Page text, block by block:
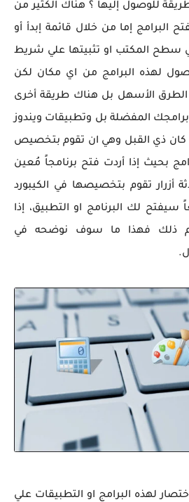
للوصول إليها ؟ هناك الكثير من
البرامج إما من خلال قائمة إبدأ أو
سطح المكتب او تثبيتها علي شريط
لهذه البرامج من اي مكان لكن
الأسهل بل هناك طريقة أخرى
المفضلة بل وتطبيقات ويندوز
مما كان ذي القبل وهي ان تقوم بتخصيص
بحيث إذا أردت فتح برنامجاً مُعين
أزرار تقوم بتخصيصها في الكيبورد
سيفتح لك البرنامج او التطبيق، إذا
ذلك فهذا ما سوف نوضحه في
لهذه البرامج او التطبيقات علي